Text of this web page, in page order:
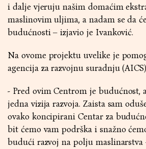
i dalje vjeruju našim domaćim
maslinovim uljima, a nadam se da
budućnosti – izjavio je Ivanković.
Na ovome projektu uvelike je
agencija za razvojnu suradnju
- Pred ovim Centrom je budućnost,
jedna vizija razvoja. Zaista sam
ovako koncipirani Centar za
bit ćemo vam podrška i snažno
budući razvoj na polju maslinarstva